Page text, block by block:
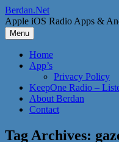
Skip
to
content
Berdan.Net
Apple iOS Radio Apps &
Menu
Home
App’s
Privacy Policy
KeepOne Radio –
About Berdan
Contact
Tag Archives: